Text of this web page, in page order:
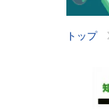
トップ